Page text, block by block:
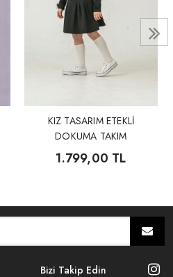
KIZ TASARIM ETEKLİ
DOKUMA TAKIM
1.799,00 TL
Bizi Takip Edin